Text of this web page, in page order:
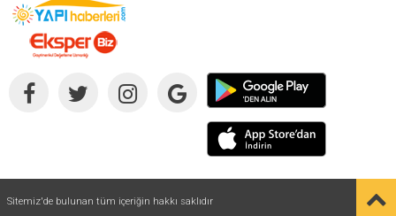
Sitemiz'de bulunan tüm içeriğin hakkı saklıdır